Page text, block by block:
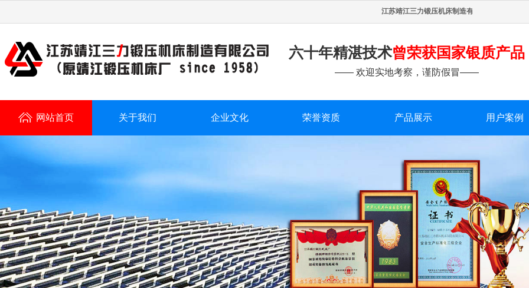
江苏靖江三力锻压机床制造有限公司
六十年精湛技术曾荣获国家银质产品
—— 欢迎实地考察，谨防假冒——
网站首页 关于我们 企业文化 荣誉资质 产品展示 用户案例